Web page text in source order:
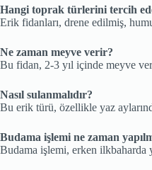
Hangi toprak türlerini tercih
Erik fidanları, drene edilmiş,
Ne zaman meyve verir?
Bu fidan, 2-3 yıl içinde meyve
Nasıl sulanmalıdır?
Bu erik türü, özellikle yaz
Budama işlemi ne zaman
Budama işlemi, erken ilkbaharda